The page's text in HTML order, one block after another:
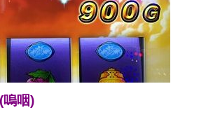
嗚咽)